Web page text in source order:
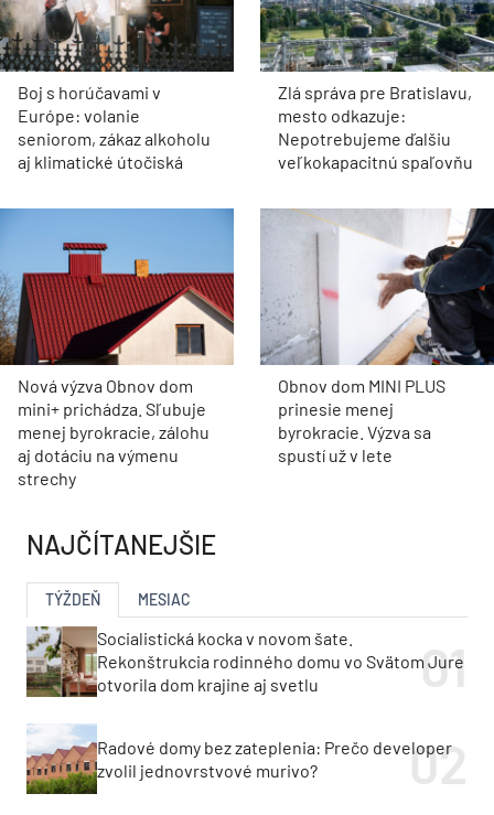
Boj s horúčavami v
Európe: volanie
seniorom, zákaz alkoholu
aj klimatické útočiská
Zlá správa pre Bratislavu,
mesto odkazuje:
Nepotrebujeme ďalšiu
veľkokapacitnú spaľovňu
Nová výzva Obnov dom
mini+ prichádza. Sľubuje
menej byrokracie, zálohu
aj dotáciu na výmenu
strechy
Obnov dom MINI PLUS
prinesie menej
byrokracie. Výzva sa
spustí už v lete
NAJČÍTANEJŠIE
TÝŽDEŇ MESIAC
Socialistická kocka v novom šate.
Rekonštrukcia rodinného domu vo Svätom Jure
otvorila dom krajine aj svetlu
Radové domy bez zateplenia: Prečo developer
zvolil jednovrstvové murivo?